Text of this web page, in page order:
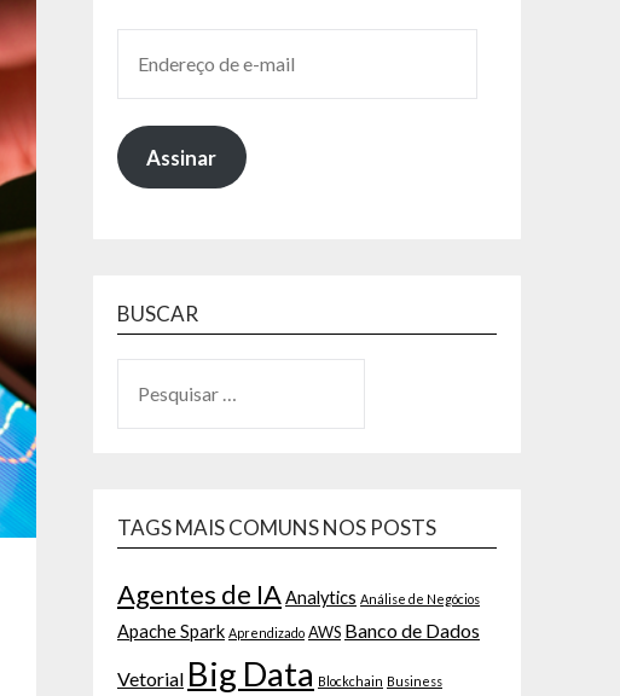
Assinar
BUSCAR
TAGS MAIS COMUNS NOS POSTS
Agentes de IAAnalytics Análise de Negócios
Apache Spark Aprendizado AWS Banco de Dados
Vetorial Big Data Blockchain Business